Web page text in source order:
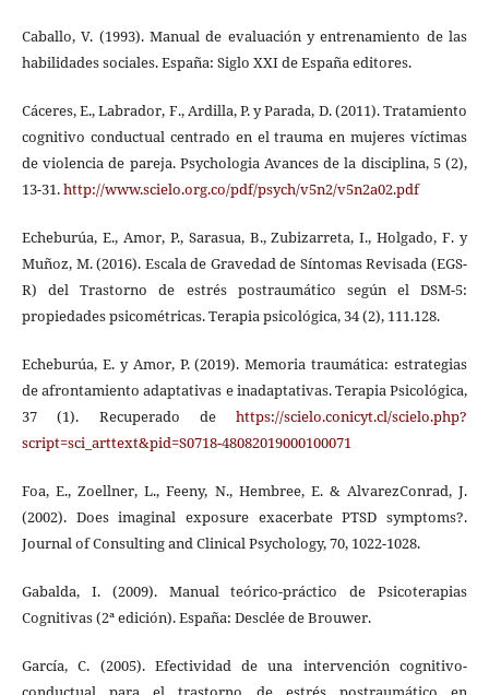
Caballo, V. (1993). Manual de evaluación y entrenamiento de las
habilidades sociales. España: Siglo XXI de España editores.
Cáceres, E., Labrador, F., Ardilla, P. y Parada, D. (2011). Tratamiento
cognitivo conductual centrado en el trauma en mujeres víctimas
de violencia de pareja. Psychologia Avances de la disciplina, 5 (2),
13-31.http://www.scielo.org.co/pdf/psych/v5n2/v5n2a02.pdf
Echeburúa, E., Amor, P., Sarasua, B., Zubizarreta, I., Holgado, F. y
Muñoz, M. (2016). Escala de Gravedad de Síntomas Revisada (EGS-
R) del Trastorno de estrés postraumático según el DSM-5:
propiedades psicométricas. Terapia psicológica, 34 (2), 111.128.
Echeburúa, E. y Amor, P. (2019). Memoria traumática: estrategias
de afrontamiento adaptativas e inadaptativas. Terapia Psicológica,
37 (1). Recuperado dehttps://scielo.conicyt.cl/scielo.php?
script=sci_arttext&pid=S0718-48082019000100071
Foa, E., Zoellner, L., Feeny, N., Hembree, E. & AlvarezConrad, J.
(2002). Does imaginal exposure exacerbate PTSD symptoms?.
Journal of Consulting and Clinical Psychology, 70, 1022-1028.
Gabalda, I. (2009). Manual teórico-práctico de Psicoterapias
Cognitivas (2ª edición). España: Desclée de Brouwer.
García, C. (2005). Efectividad de una intervención cognitivo-